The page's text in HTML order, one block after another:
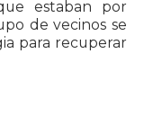
estaban por
de vecinos se
para recuperar